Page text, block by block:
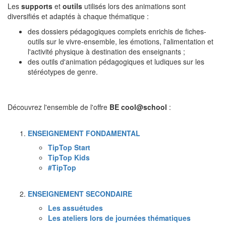
Les supports et outils utilisés lors des animations sont
diversifiés et adaptés à chaque thématique :
des dossiers pédagogiques complets enrichis de fiches-
outils sur le vivre-ensemble, les émotions, l'alimentation et
l'activité physique à destination des enseignants ;
des outils d'animation pédagogiques et ludiques sur les
stéréotypes de genre.
Découvrez l'ensemble de l'offre BE cool@school :
ENSEIGNEMENT FONDAMENTAL
TipTop Start
TipTop Kids
#TipTop
ENSEIGNEMENT SECONDAIRE
Les assuétudes
Les ateliers lors de journées thématiques